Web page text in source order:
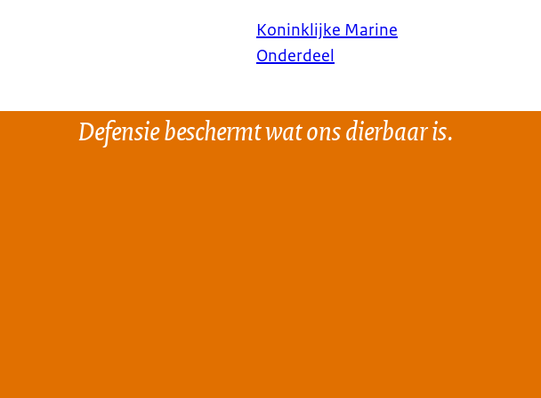
Koninklijke Marine
Onderdeel
Defensie beschermt wat ons dierbaar is.